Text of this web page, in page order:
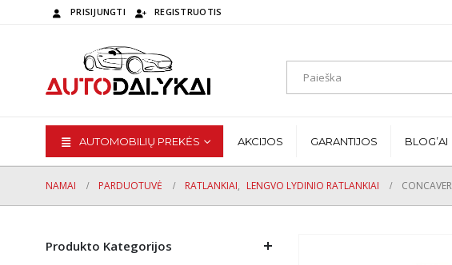
PRISIJUNGTI REGISTRUOTIS
AUTOMOBILIŲ PREKĖS AKCIJOS GARANTIJOS BLOG’AI
NAMAI PARDUOTUVĖ RATLANKIAI, LENGVO LYDINIO RATLANKIAI
Produkto Kategorijos